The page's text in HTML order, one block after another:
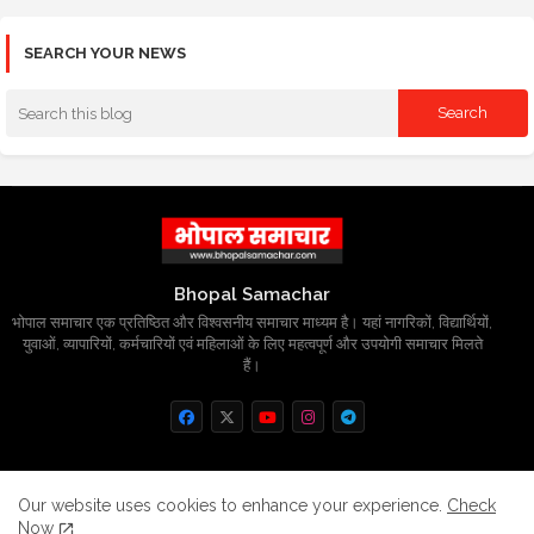
SEARCH YOUR NEWS
Bhopal Samachar
भोपाल समाचार एक प्रतिष्ठित और विश्वसनीय समाचार माध्यम है। यहां नागरिकों, विद्यार्थियों,
युवाओं, व्यापारियों, कर्मचारियों एवं महिलाओं के लिए महत्वपूर्ण और उपयोगी समाचार मिलते
हैं।
Home About Contact us
Privacy Policy
Our website uses cookies to enhance your experience. Check
Now